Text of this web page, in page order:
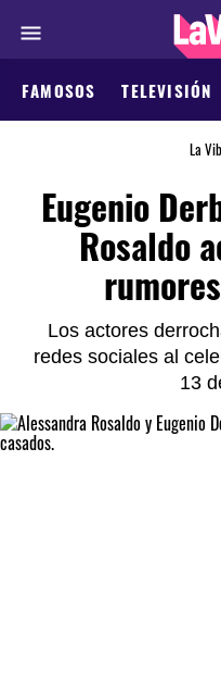
FAMOSOS TELEVISIÓN
La
Eugenio
Rosaldo
Los actores
redes sociales al
13